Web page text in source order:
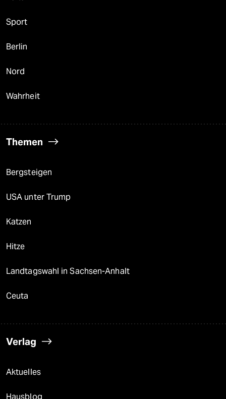
Sport
Berlin
Nord
Wahrheit
Themen
Bergsteigen
USA unter Trump
Katzen
Hitze
Landtagswahl in Sachsen-Anhalt
Ceuta
Verlag
Aktuelles
Hausblog